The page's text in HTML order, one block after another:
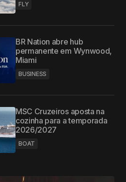
FLY
BR Nation abre hub
permanente em Wynwood,
Miami
BUSINESS
MSC Cruzeiros aposta na
cozinha para a temporada
2026/2027
BOAT